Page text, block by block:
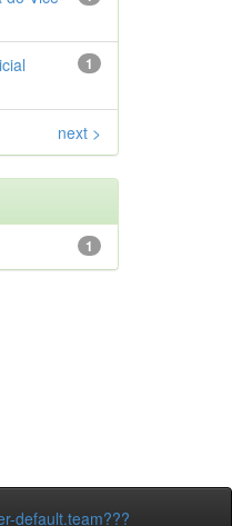
1
next >
1
default.team???